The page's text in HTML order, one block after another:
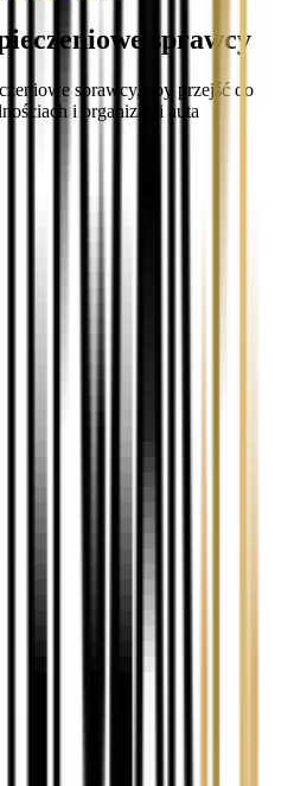
sprawcy
sprawcy, aby przejść do
i organizacji auta